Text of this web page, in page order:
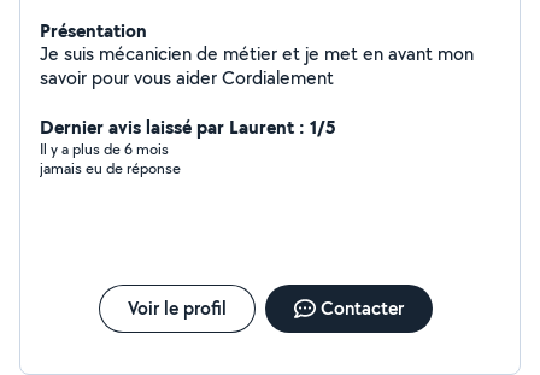
Présentation
Je suis mécanicien de métier et je met en avant mon
savoir pour vous aider Cordialement
Dernier avis laissé par Laurent : 1/5
Il y a plus de 6 mois
jamais eu de réponse
Voir le profil Contacter